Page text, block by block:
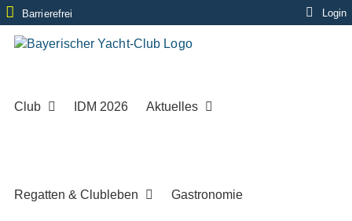
Zum
Inhalt
springen
Barrierefrei Login
Club IDM 2026 Aktuelles
Regatten & Clubleben Gastronomie